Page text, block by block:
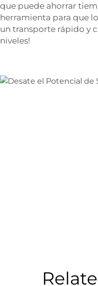
que puede ahorrar
herramienta para que
un transporte rápido y
niveles!